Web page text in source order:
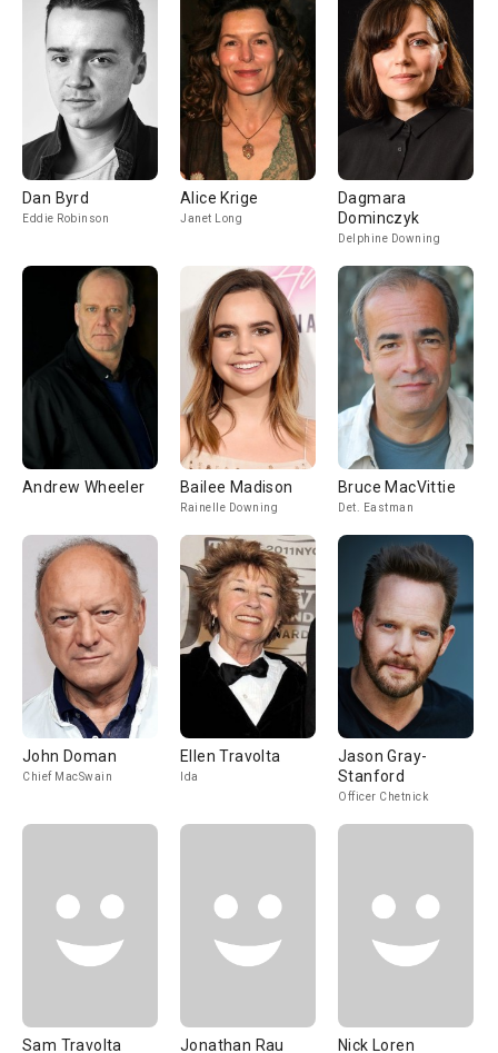
Dan Byrd
Eddie Robinson
Alice Krige
Janet Long
Dagmara
Dominczyk
Delphine Downing
Andrew Wheeler Bailee Madison
Rainelle Downing
Bruce MacVittie
Det. Eastman
John Doman
Chief MacSwain
Ellen Travolta
Ida
Jason Gray-
Stanford
Officer Chetnick
Sam Travolta Jonathan Rau Nick Loren